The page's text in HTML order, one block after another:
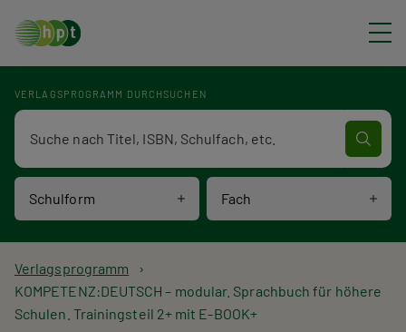
VERLAGSPROGRAMM DURCHSUCHEN
Schulform Fach
Verlagsprogramm Volltextsuche
P
f
Verlagsprogramm
KOMPETENZ:DEUTSCH – modular. Sprachbuch für höhere
Schulen. Trainingsteil 2+ mit E-BOOK+